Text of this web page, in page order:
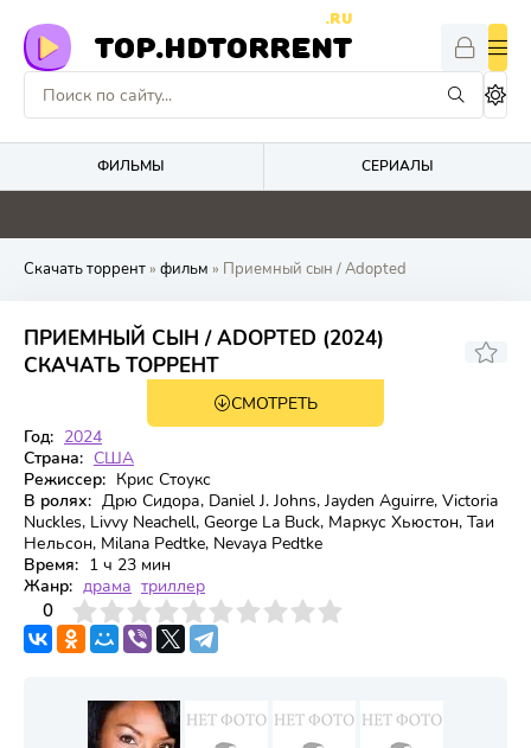
TOP.HDTORRENT
.RU
ФИЛЬМЫ СЕРИАЛЫ
0 0 0 4.9
Скачать торрент» фильм » Приемный сын / Adopted
ПРИЕМНЫЙ СЫН / ADOPTED (2024)
СКАЧАТЬ ТОРРЕНТ
4.2
СМОТРЕТЬ
Год: 2024
Страна: США
Режиссер: Крис Стоукс
В ролях: Дрю Сидора, Daniel J. Johns, Jayden Aguirre, Victoria
Nuckles, Livvy Neachell, George La Buck, Маркус Хьюстон, Таи
Нельсон, Milana Pedtke, Nevaya Pedtke
Время: 1 ч 23 мин
Жанр: драма триллер
0
4 6 7 8 9 10